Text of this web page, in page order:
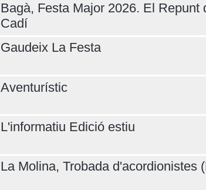
Bagà, Festa Major 2026. El Repunt
Cadí
Gaudeix La Festa
Aventurístic
L'informatiu Edició estiu
La Molina, Trobada d'acordionistes